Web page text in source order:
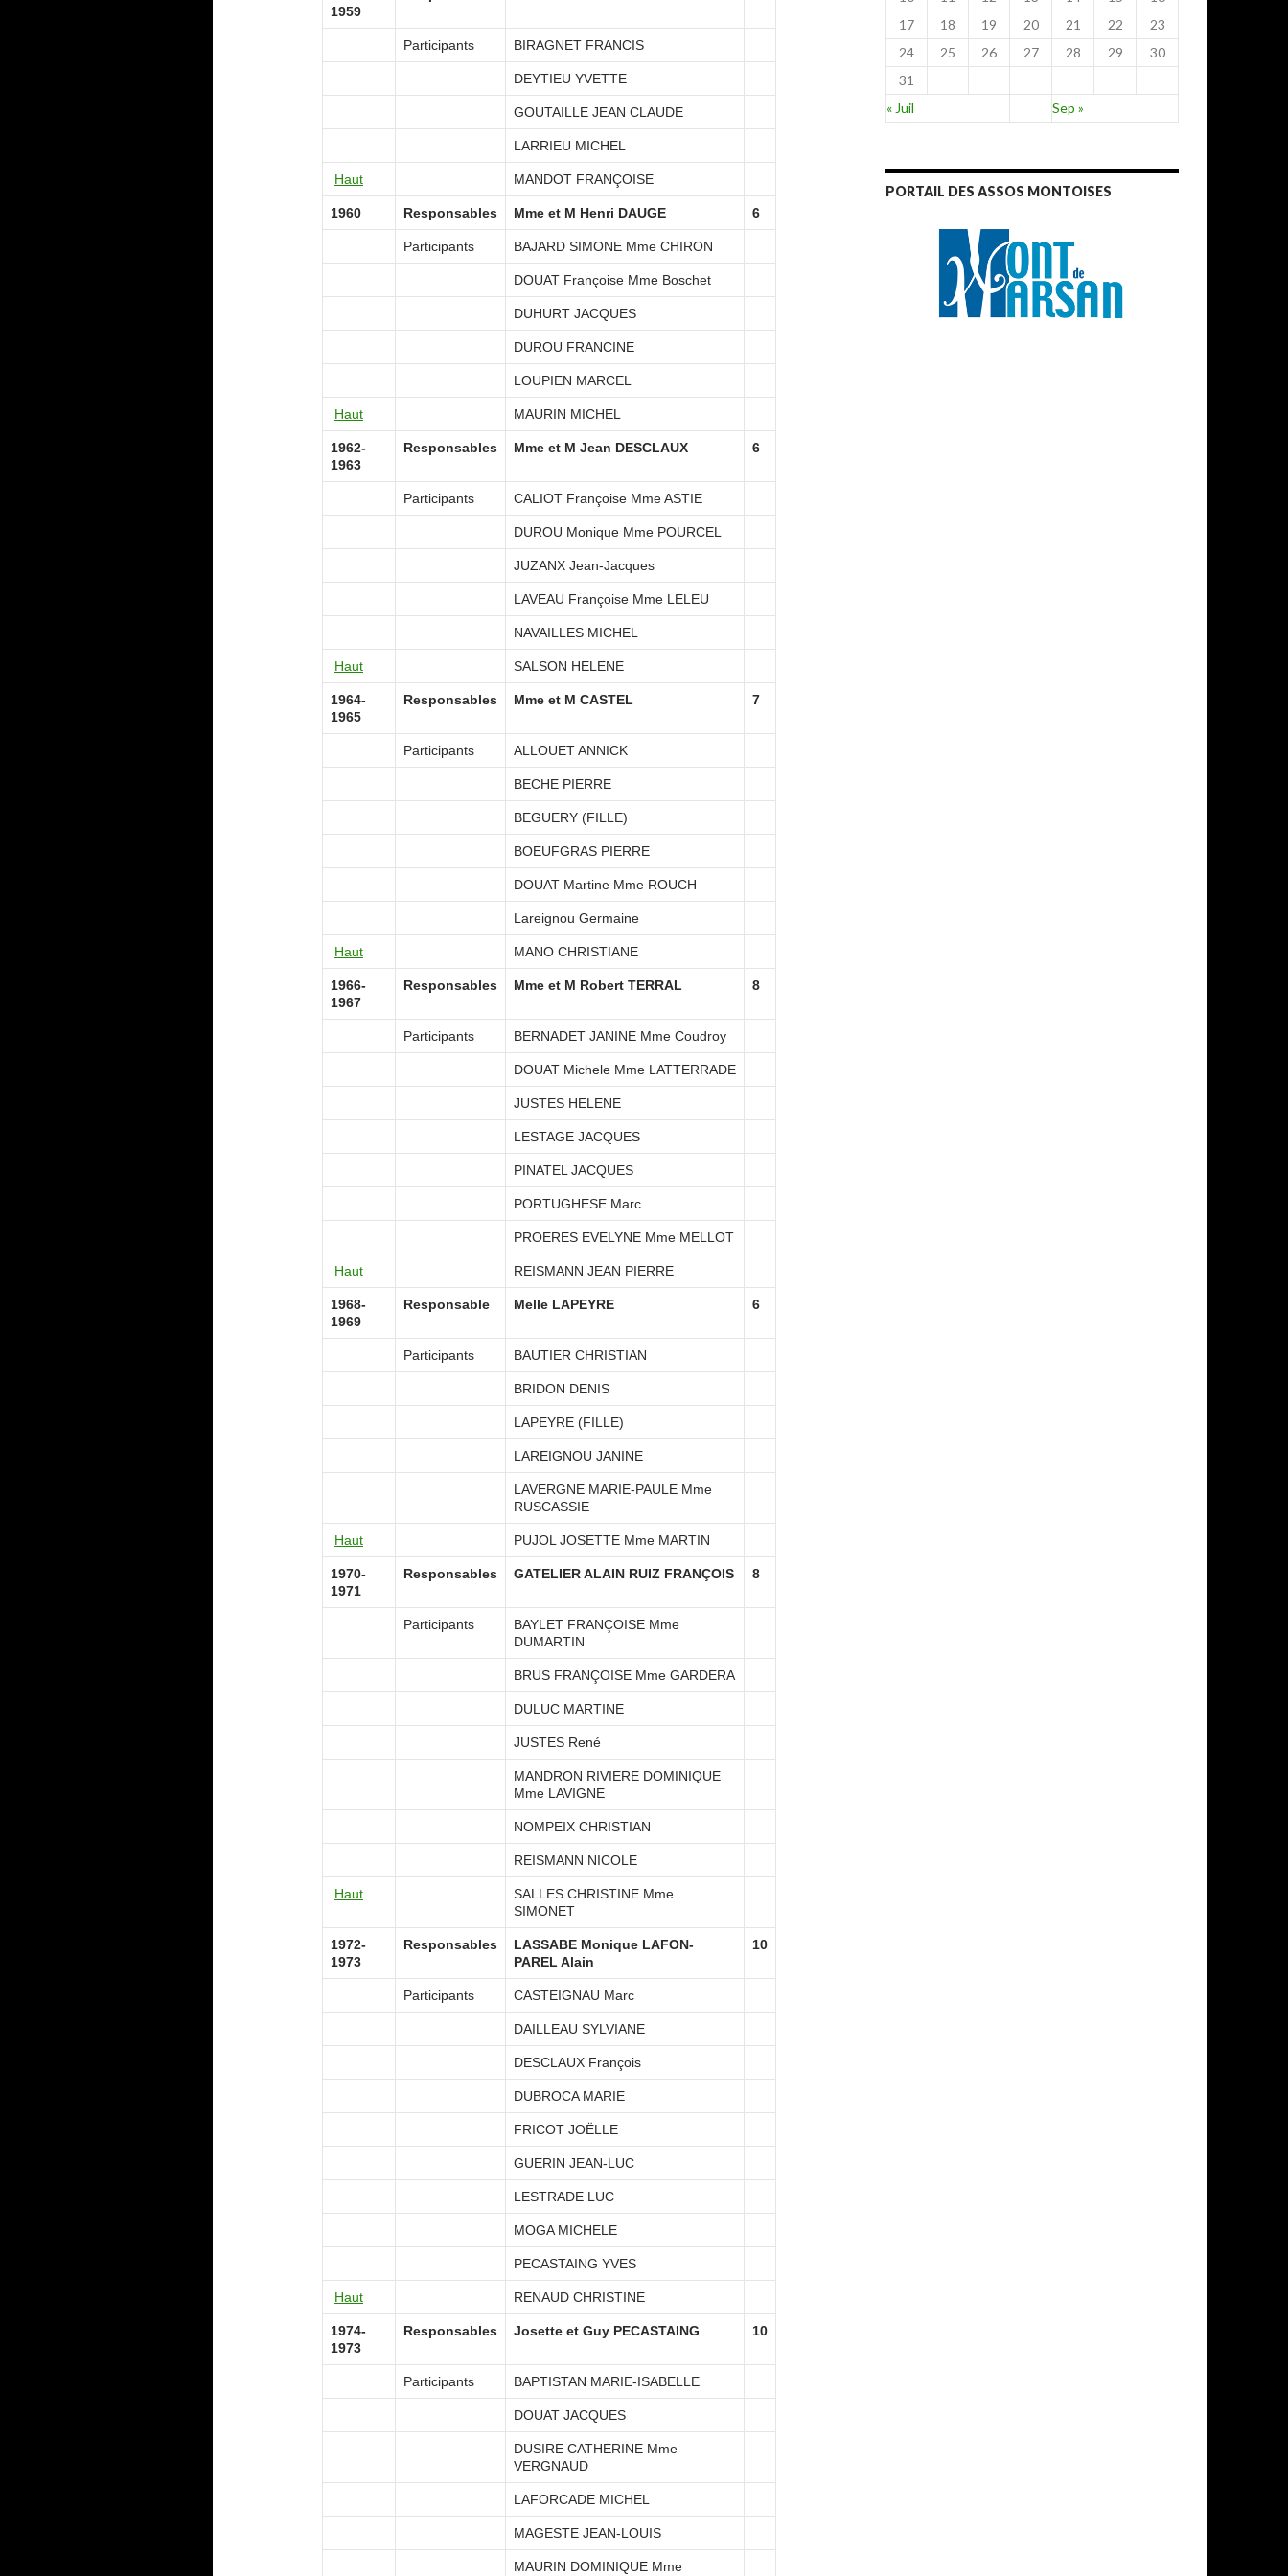
1959
Participants BIRAGNET FRANCIS
DEYTIEU YVETTE
GOUTAILLE JEAN CLAUDE
LARRIEU MICHEL
Haut MANDOT FRANÇOISE
1960 Responsables Mme et M Henri DAUGE 6
Participants BAJARD SIMONE Mme CHIRON
DOUAT Françoise Mme Boschet
DUHURT JACQUES
DUROU FRANCINE
LOUPIEN MARCEL
Haut MAURIN MICHEL
1962-
1963
Responsables Mme et M Jean DESCLAUX 6
Participants CALIOT Françoise Mme ASTIE
DUROU Monique Mme POURCEL
JUZANX Jean-Jacques
LAVEAU Françoise Mme LELEU
NAVAILLES MICHEL
Haut SALSON HELENE
1964-
1965
Responsables Mme et M CASTEL 7
Participants ALLOUET ANNICK
BECHE PIERRE
BEGUERY (FILLE)
BOEUFGRAS PIERRE
DOUAT Martine Mme ROUCH
Lareignou Germaine
Haut MANO CHRISTIANE
1966-
1967
Responsables Mme et M Robert TERRAL 8
Participants BERNADET JANINE Mme Coudroy
DOUAT Michele Mme LATTERRADE
JUSTES HELENE
LESTAGE JACQUES
PINATEL JACQUES
PORTUGHESE Marc
PROERES EVELYNE Mme MELLOT
Haut REISMANN JEAN PIERRE
1968-
1969
Responsable Melle LAPEYRE 6
Participants BAUTIER CHRISTIAN
BRIDON DENIS
LAPEYRE (FILLE)
LAREIGNOU JANINE
LAVERGNE MARIE-PAULE Mme
RUSCASSIE
Haut PUJOL JOSETTE Mme MARTIN
1970-
1971
Responsables GATELIER ALAIN RUIZ FRANÇOIS 8
Participants
BAYLET FRANÇOISE Mme
DUMARTIN
BRUS FRANÇOISE Mme GARDERA
DULUC MARTINE
JUSTES René
MANDRON RIVIERE DOMINIQUE
Mme LAVIGNE
NOMPEIX CHRISTIAN
REISMANN NICOLE
Haut
SALLES CHRISTINE Mme
SIMONET
1972-
1973
Responsables
LASSABE Monique LAFON-
PAREL Alain
10
Participants CASTEIGNAU Marc
DAILLEAU SYLVIANE
DESCLAUX François
DUBROCA MARIE
FRICOT JOËLLE
GUERIN JEAN-LUC
LESTRADE LUC
MOGA MICHELE
PECASTAING YVES
Haut RENAUD CHRISTINE
1974-
1973
Responsables Josette et Guy PECASTAING 10
Participants BAPTISTAN MARIE-ISABELLE
DOUAT JACQUES
DUSIRE CATHERINE Mme
VERGNAUD
LAFORCADE MICHEL
MAGESTE JEAN-LOUIS
MAURIN DOMINIQUE Mme
17
18 19 20 21 22
23
24
25 26 27 28 29
30
31
« Juil
Sep »
PORTAIL DES ASSOS MONTOISES